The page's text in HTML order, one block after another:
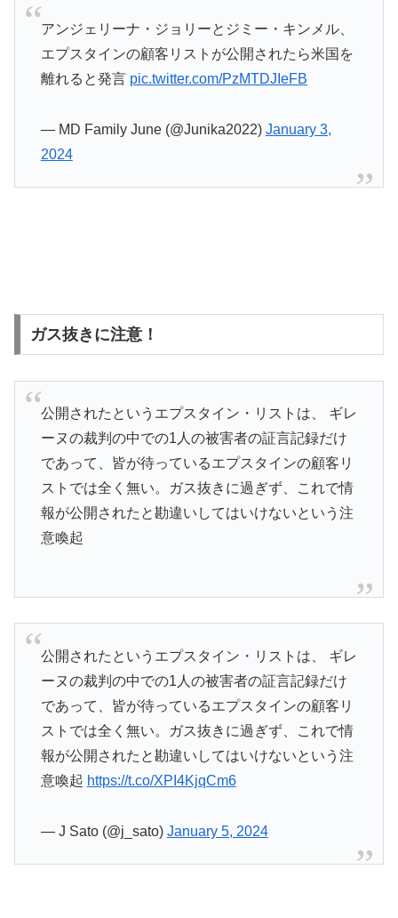
アンジェリーナ・ジョリーとジミー・キンメル、
エプスタインの顧客リストが公開されたら米国を
離れると発言 pic.twitter.com/PzMTDJIeFB
— MD Family June (@Junika2022) January 3,
2024
ガス抜きに注意！
公開されたというエプスタイン・リストは、 ギレ
ーヌの裁判の中での1人の被害者の証言記録だけ
であって、皆が待っているエプスタインの顧客リ
ストでは全く無い。ガス抜きに過ぎず、これで情
報が公開されたと勘違いしてはいけないという注
意喚起
公開されたというエプスタイン・リストは、 ギレ
ーヌの裁判の中での1人の被害者の証言記録だけ
であって、皆が待っているエプスタインの顧客リ
ストでは全く無い。ガス抜きに過ぎず、これで情
報が公開されたと勘違いしてはいけないという注
意喚起 https://t.co/XPI4KjqCm6
— J Sato (@j_sato) January 5, 2024